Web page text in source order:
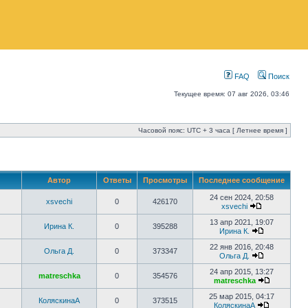
FAQ Поиск
Текущее время: 07 авг 2026, 03:46
Часовой пояс: UTC + 3 часа [ Летнее время ]
Автор Ответы Просмотры Последнее сообщение
xsvechi 0 426170
24 сен 2024, 20:58
xsvechi
Ирина К. 0 395288
13 апр 2021, 19:07
Ирина К.
Ольга Д. 0 373347
22 янв 2016, 20:48
Ольга Д.
matreschka 0 354576
24 апр 2015, 13:27
matreschka
КоляскинаА 0 373515
25 мар 2015, 04:17
КоляскинаА